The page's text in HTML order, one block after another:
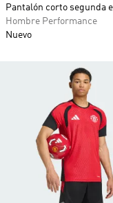
Pantalón corto segunda
Hombre Performance
Nuevo